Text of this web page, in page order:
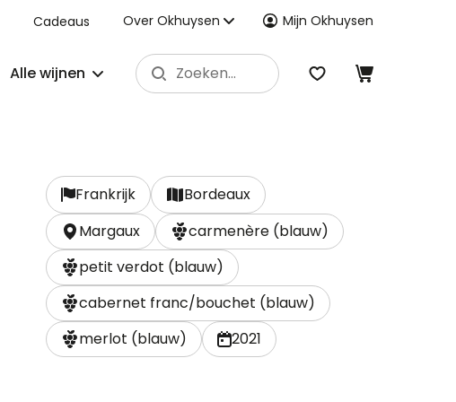
Cadeaus Over Okhuysen Mijn Okhuysen
Alle wijnen
Frankrijk
Bordeaux
Margaux
carmenère (blauw)
petit verdot (blauw)
cabernet franc/bouchet (blauw)
merlot (blauw)
2021